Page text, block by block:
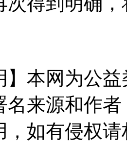
】本网为公
名来源和作
，如有侵权